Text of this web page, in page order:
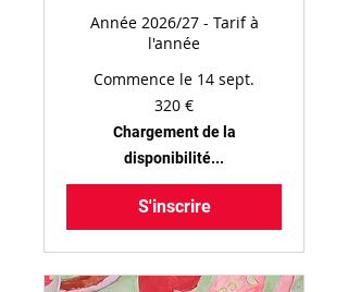
Année 2026/27 - Tarif à
l'année
Commence le 14 sept.
320 €
Chargement de la
disponibilité...
S'inscrire